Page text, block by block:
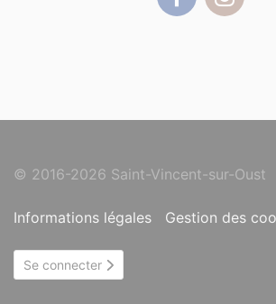
© 2016-2026 Saint-Vincent-sur-Oust
Informations légales Gestion des
Se connecter